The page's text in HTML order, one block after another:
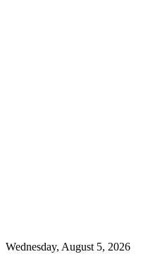
Wednesday, August 5, 2026